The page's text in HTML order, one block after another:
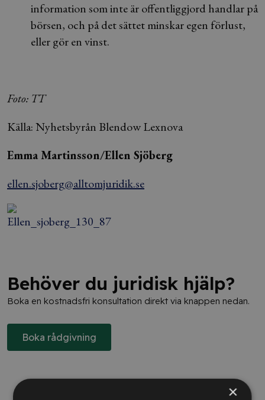
information som inte är offentliggjord handlar på
börsen, och på det sättet minskar egen förlust,
eller gör en vinst.
Foto: TT
Källa: Nyhetsbyrån Blendow Lexnova
Emma Martinsson/Ellen Sjöberg
ellen.sjoberg@alltomjuridik.se
Behöver du juridisk hjälp?
Boka en kostnadsfri konsultation direkt via knappen nedan.
Boka rådgivning
×